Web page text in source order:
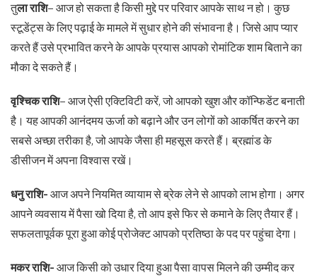
तुला राशि– आज हो सकता है किसी मुद्दे पर परिवार आपके साथ न हो। कुछ
स्टूडेंट्स के लिए पढ़ाई के मामले में सुधार होने की संभावना है। जिसे आप प्यार
करते हैं उसे प्रभावित करने के आपके प्रयास आपको रोमांटिक शाम बिताने का
मौका दे सकते हैं।
वृश्चिक राशि– आज ऐसी एक्टिविटी करें, जो आपको खुश और कॉन्फिडेंट बनाती
है। यह आपकी आनंदमय ऊर्जा को बढ़ाने और उन लोगों को आकर्षित करने का
सबसे अच्छा तरीका है, जो आपके जैसा ही महसूस करते हैं। ब्रह्मांड के
डीसीजन में अपना विश्वास रखें।
धनु राशि- आज अपने नियमित व्यायाम से ब्रेक लेने से आपको लाभ होगा। अगर
आपने व्यवसाय में पैसा खो दिया है, तो आप इसे फिर से कमाने के लिए तैयार हैं।
सफलतापूर्वक पूरा हुआ कोई प्रोजेक्ट आपको प्रतिष्ठा के पद पर पहुंचा देगा।
मकर राशि- आज किसी को उधार दिया हुआ पैसा वापस मिलने की उम्मीद कर